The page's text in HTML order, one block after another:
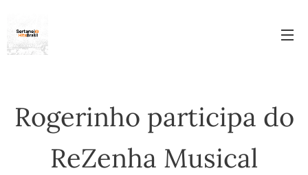
Rogerinho participa do
ReZenha Musical